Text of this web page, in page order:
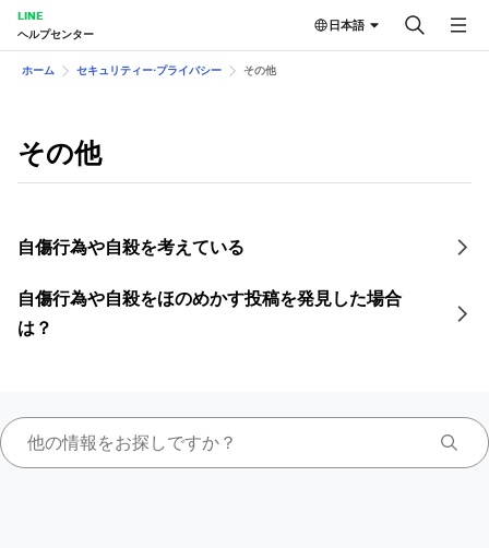
LINE
ヘルプセンター
日本語
ホーム セキュリティー⋅プライバシー その他
その他
自傷行為や自殺を考えている
自傷行為や自殺をほのめかす投稿を発見した場合
は？